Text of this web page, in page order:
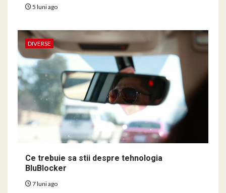
5 luni ago
DIVERSE
Ce trebuie sa stii despre tehnologia
BluBlocker
7 luni ago